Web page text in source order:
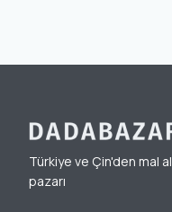
Türkiye ve Çin'den mal
pazarı